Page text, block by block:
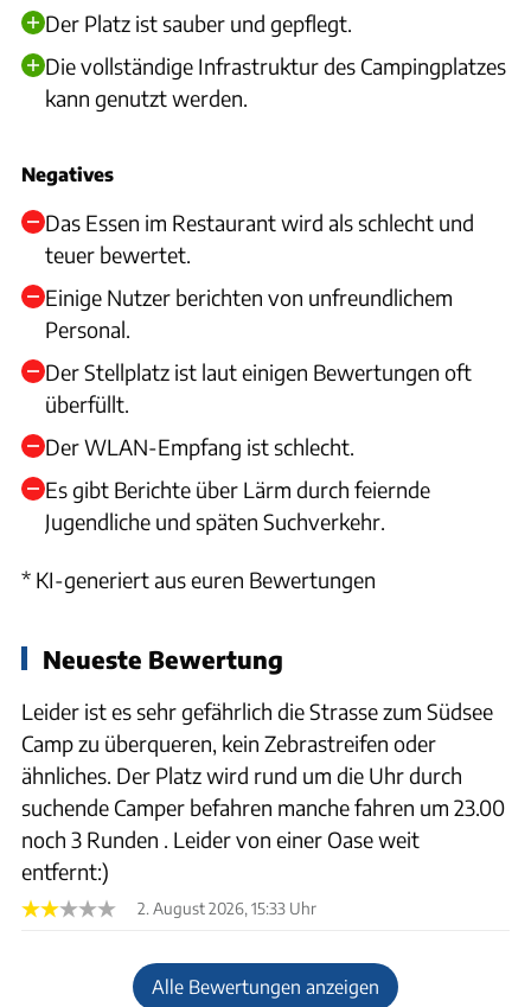
Der Platz ist sauber und gepflegt.
Die vollständige Infrastruktur des Campingplatzes
kann genutzt werden.
Negatives
Das Essen im Restaurant wird als schlecht und
teuer bewertet.
Einige Nutzer berichten von unfreundlichem
Personal.
Der Stellplatz ist laut einigen Bewertungen oft
überfüllt.
Der WLAN-Empfang ist schlecht.
Es gibt Berichte über Lärm durch feiernde
Jugendliche und späten Suchverkehr.
* KI-generiert aus euren Bewertungen
Neueste Bewertung
Leider ist es sehr gefährlich die Strasse zum Südsee
Camp zu überqueren, kein Zebrastreifen oder
ähnliches. Der Platz wird rund um die Uhr durch
suchende Camper befahren manche fahren um 23.00
noch 3 Runden . Leider von einer Oase weit
entfernt:)
2. August 2026, 15:33 Uhr
Alle Bewertungen anzeigen